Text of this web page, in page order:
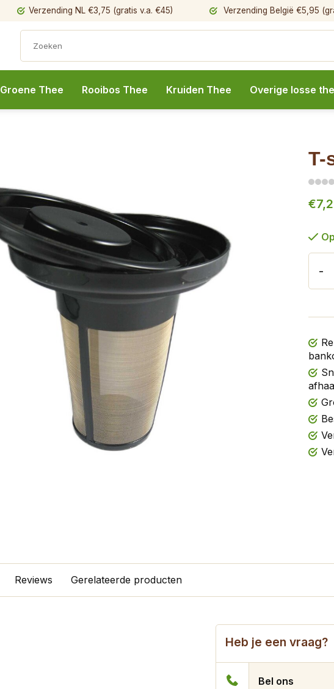
Verzending NL €3,75 (gratis v.a. €45) Verzending België €5,95
Groene Thee Rooibos Thee Kruiden Thee Overige losse
T-
-
Reviews Gerelateerde producten
Heb je een vraag?
Bel ons